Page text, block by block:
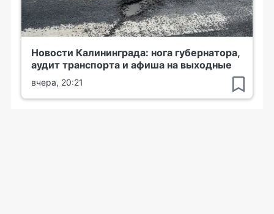
Новости Калининграда: нога губернатора,
аудит транспорта и афиша на выходные
вчера, 20:21